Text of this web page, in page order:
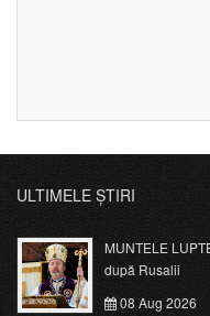
ULTIMELE ȘTIRI
MUNTELE
după Rusalii
08 Aug 2026